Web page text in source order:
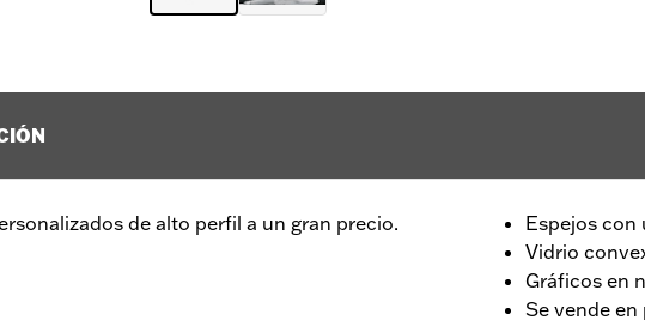
de alto perfil a un gran precio.
Espejos con
Vidrio
Gráficos en
Se vende en